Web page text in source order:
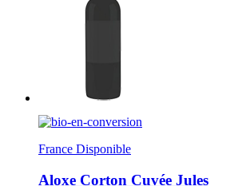
France Disponible
Aloxe Corton Cuvée Jules